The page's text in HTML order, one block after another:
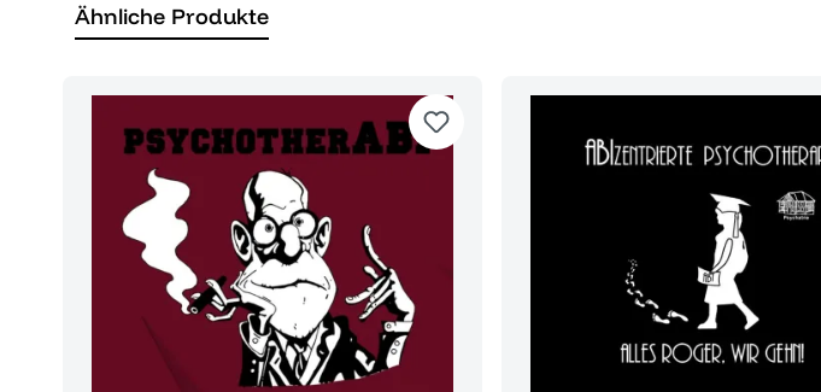
Ähnliche Produkte